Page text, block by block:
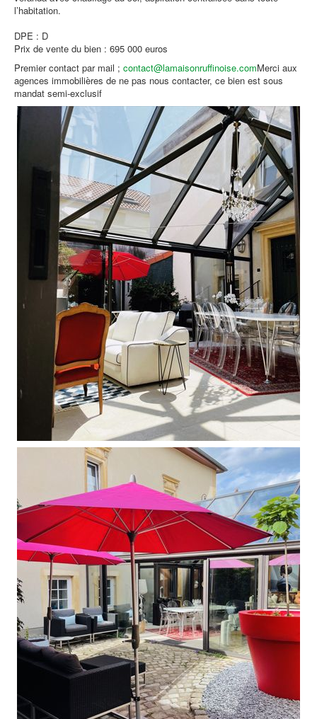
l’habitation.
DPE : D
Prix de vente du bien : 695 000 euros
Premier contact par mail ; contact@lamaisonruffinoise.comMerci aux
agences immobilières de ne pas nous contacter, ce bien est sous
mandat semi-exclusif